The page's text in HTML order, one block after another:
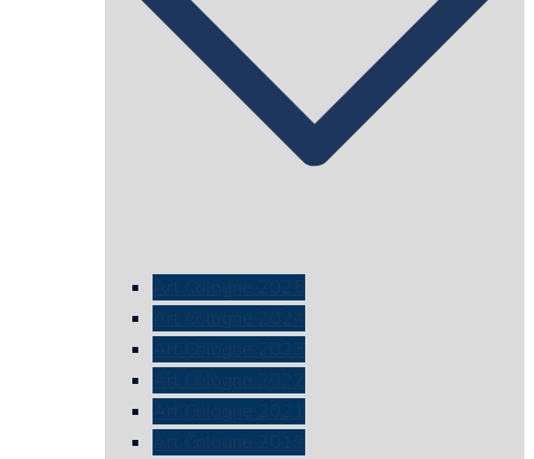
Art Cologne 2025
Art Cologne 2024
Art Cologne 2023
Art Cologne 2022
Art Cologne 2021
Art Cologne 2019